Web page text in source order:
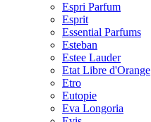
Espri Parfum
Esprit
Essential Parfums
Esteban
Estee Lauder
Etat Libre d'Orange
Etro
Eutopie
Eva Longoria